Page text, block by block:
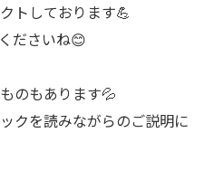
トしております💪
ださいね😊
のもあります💦
クを読みながらのご説明に